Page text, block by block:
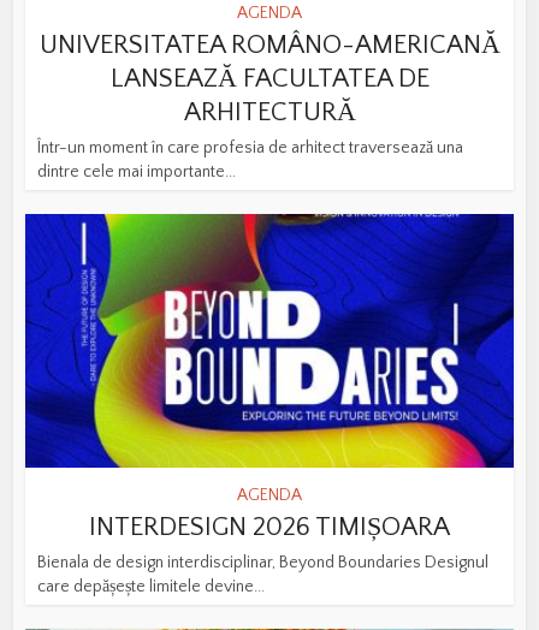
AGENDA
UNIVERSITATEA ROMÂNO-AMERICANĂ
LANSEAZĂ FACULTATEA DE
ARHITECTURĂ
Într-un moment în care profesia de arhitect traversează una
dintre cele mai importante...
AGENDA
INTERDESIGN 2026 TIMIȘOARA
Bienala de design interdisciplinar, Beyond Boundaries Designul
care depășește limitele devine...